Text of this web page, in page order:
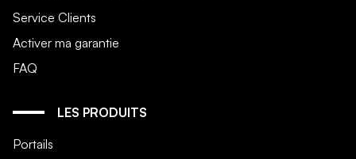
Service Clients
Activer ma garantie
FAQ
LES PRODUITS
Portails